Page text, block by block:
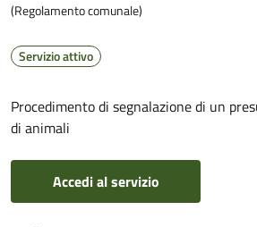
(Regolamento comunale)
Servizio attivo
Procedimento di segnalazione di un
di animali
Accedi al servizio